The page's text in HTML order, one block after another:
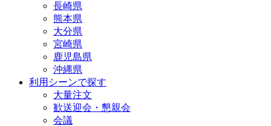
長崎県
熊本県
大分県
宮崎県
鹿児島県
沖縄県
利用シーンで探す
大量注文
歓送迎会・懇親会
会議